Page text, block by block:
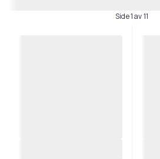
Side 1 av 11